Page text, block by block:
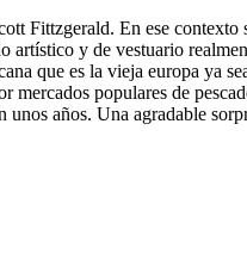
Fittzgerald. En ese contexto
artístico y de vestuario
que es la vieja europa ya
populares de
años. Una agradable